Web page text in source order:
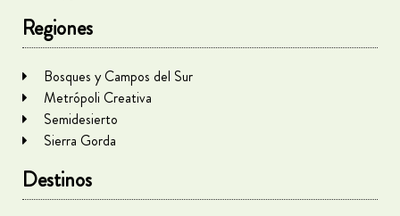
Regiones
Bosques y Campos del Sur
Metrópoli Creativa
Semidesierto
Sierra Gorda
Destinos